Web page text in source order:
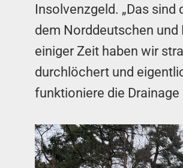
Insolvenzgeld. „Das
dem Norddeutschen
einiger Zeit haben wir
durchlöchert und
funktioniere die